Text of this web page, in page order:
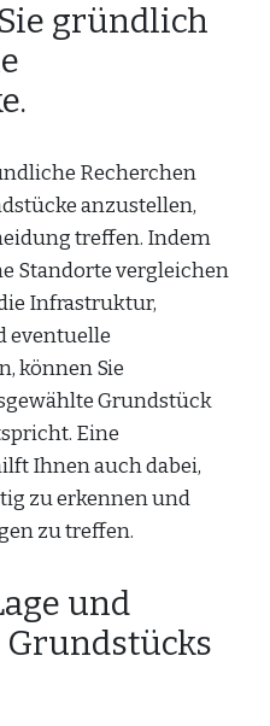
gründlich
Recherchen
anzustellen,
treffen. Indem
Standorte vergleichen
Infrastruktur,
eventuelle
können Sie
Grundstück
Eine
Ihnen auch dabei,
zu erkennen und
zu treffen.
und